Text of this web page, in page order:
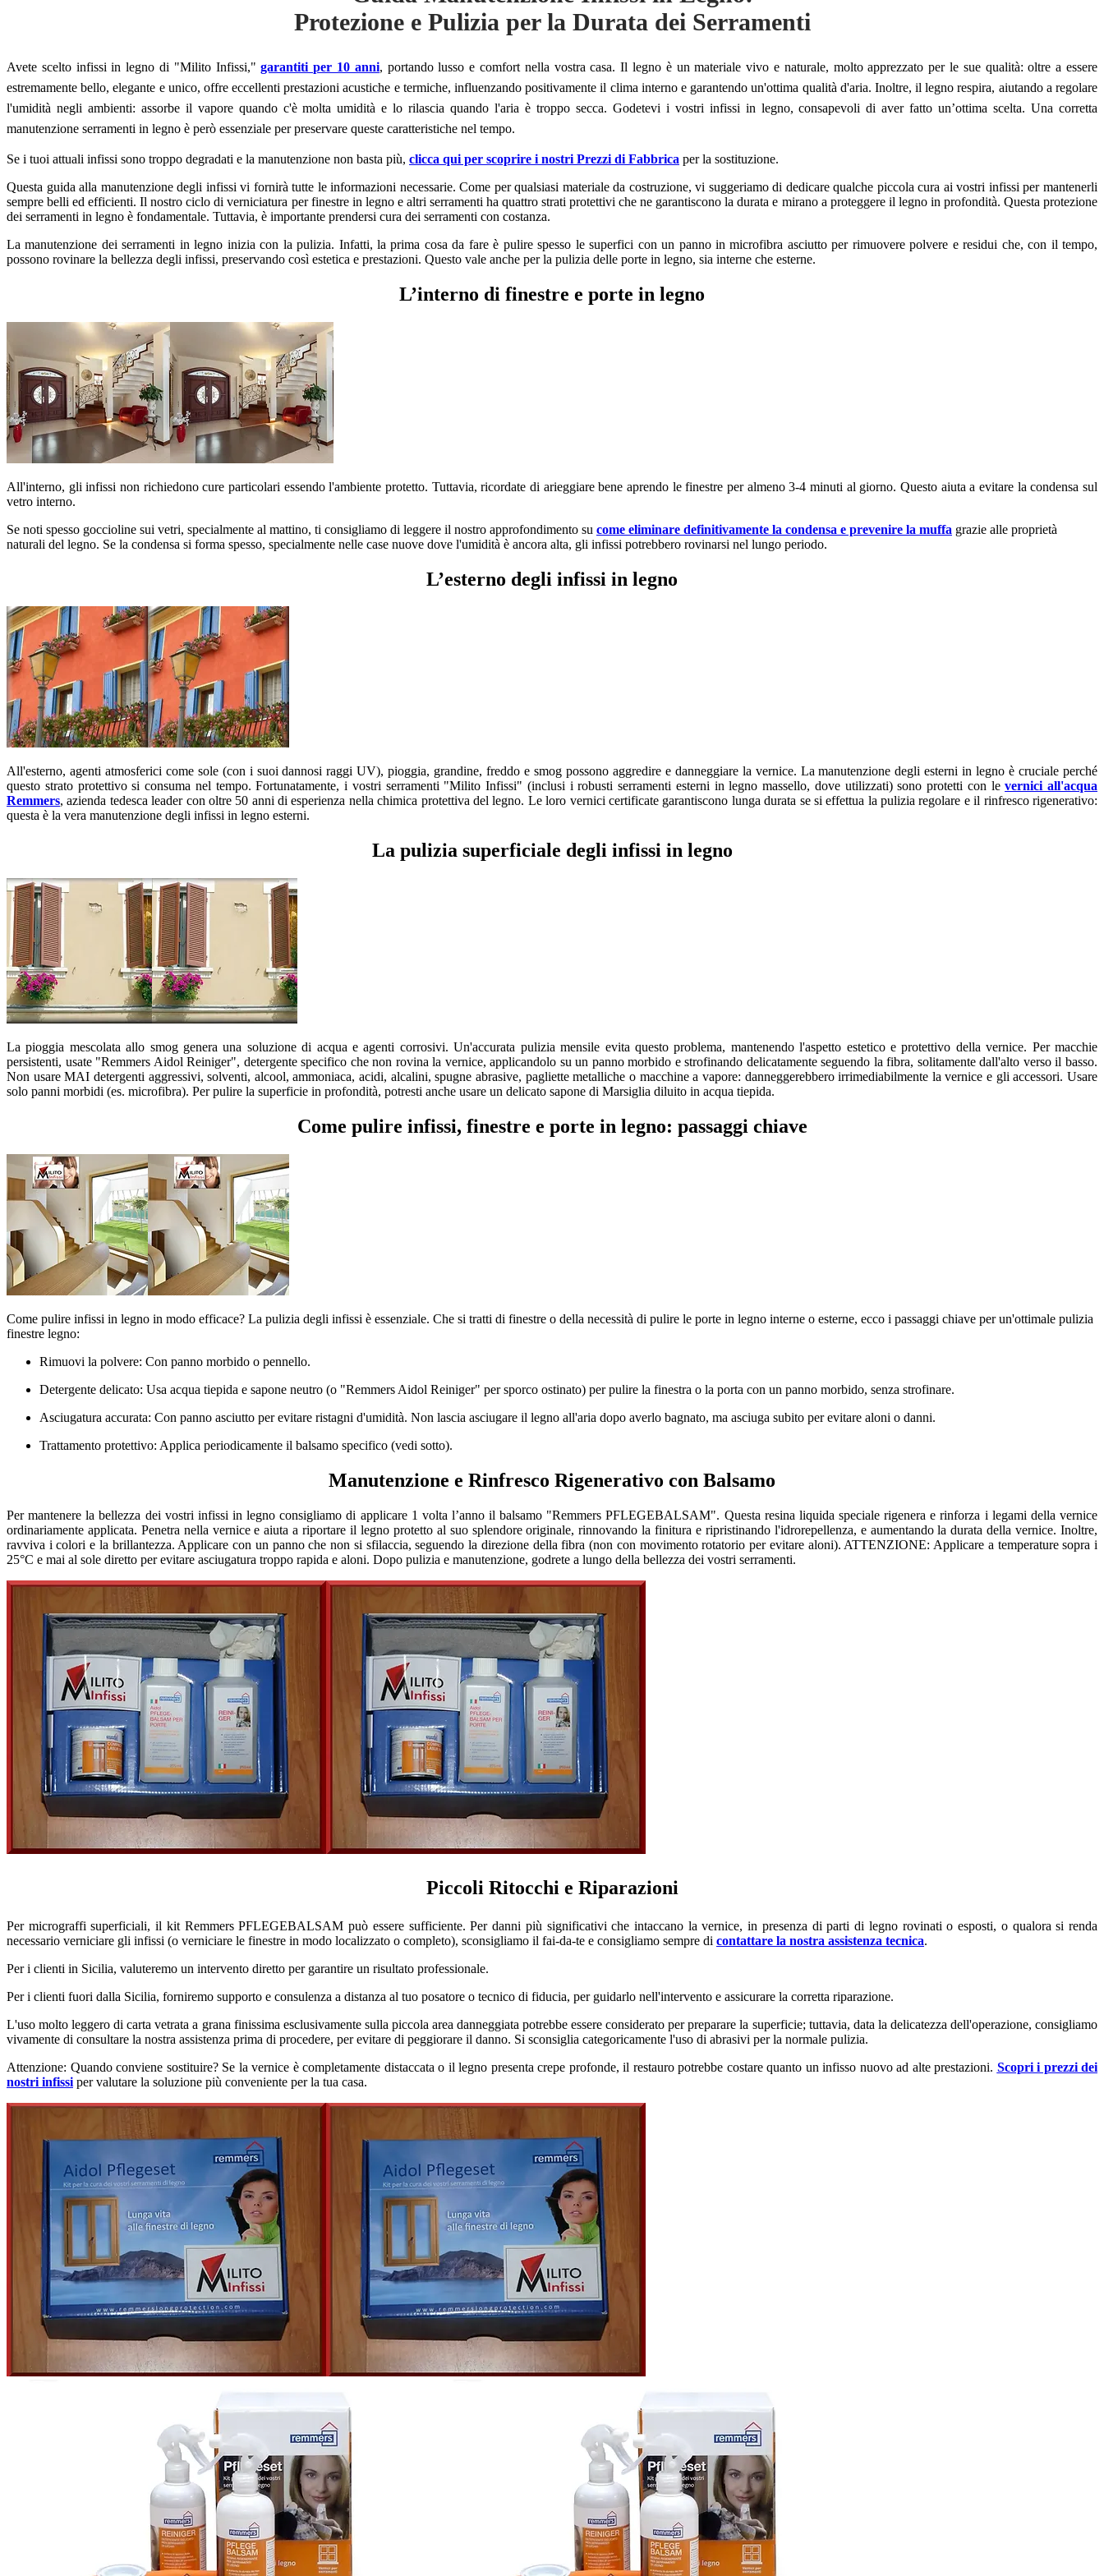
Protezione e Pulizia per la Durata dei Serramenti
Avete scelto infissi in legno di "Milito Infissi,"garantiti per 10 anni, portando lusso e comfort nella vostra casa. Il legno è un materiale vivo e naturale, molto apprezzato per le sue qualità: oltre a essere
estremamente bello, elegante e unico, offre eccellenti prestazioni acustiche e termiche, influenzando positivamente il clima interno e garantendo un'ottima qualità d'aria. Inoltre, il legno respira, aiutando a regolare
l'umidità negli ambienti: assorbe il vapore quando c'è molta umidità e lo rilascia quando l'aria è troppo secca. Godetevi i vostri infissi in legno, consapevoli di aver fatto un’ottima scelta. Una corretta
manutenzione serramenti in legno è però essenziale per preservare queste caratteristiche nel tempo.
Se i tuoi attuali infissi sono troppo degradati e la manutenzione non basta più, clicca qui per scoprire i nostri Prezzi di Fabbrica per la sostituzione.
Questa guida alla manutenzione degli infissi vi fornirà tutte le informazioni necessarie. Come per qualsiasi materiale da costruzione, vi suggeriamo di dedicare qualche piccola cura ai vostri infissi per mantenerli
sempre belli ed efficienti. Il nostro ciclo di verniciatura per finestre in legno e altri serramenti ha quattro strati protettivi che ne garantiscono la durata e mirano a proteggere il legno in profondità. Questa protezione
dei serramenti in legno è fondamentale. Tuttavia, è importante prendersi cura dei serramenti con costanza.
La manutenzione dei serramenti in legno inizia con la pulizia. Infatti, la prima cosa da fare è pulire spesso le superfici con un panno in microfibra asciutto per rimuovere polvere e residui che, con il tempo,
possono rovinare la bellezza degli infissi, preservando così estetica e prestazioni. Questo vale anche per la pulizia delle porte in legno, sia interne che esterne.
L’interno di finestre e porte in legno
All'interno, gli infissi non richiedono cure particolari essendo l'ambiente protetto. Tuttavia, ricordate di arieggiare bene aprendo le finestre per almeno 3-4 minuti al giorno. Questo aiuta a evitare la condensa sul
vetro interno.
Se noti spesso goccioline sui vetri, specialmente al mattino, ti consigliamo di leggere il nostro approfondimento su come eliminare definitivamente la condensa e prevenire la muffa grazie alle proprietà
naturali del legno. Se la condensa si forma spesso, specialmente nelle case nuove dove l'umidità è ancora alta, gli infissi potrebbero rovinarsi nel lungo periodo.
L’esterno degli infissi in legno
All'esterno, agenti atmosferici come sole (con i suoi dannosi raggi UV), pioggia, grandine, freddo e smog possono aggredire e danneggiare la vernice. La manutenzione degli esterni in legno è cruciale perché
questo strato protettivo si consuma nel tempo. Fortunatamente, i vostri serramenti "Milito Infissi" (inclusi i robusti serramenti esterni in legno massello, dove utilizzati) sono protetti con levernici all'acqua
Remmers, azienda tedesca leader con oltre 50 anni di esperienza nella chimica protettiva del legno. Le loro vernici certificate garantiscono lunga durata se si effettua la pulizia regolare e il rinfresco rigenerativo:
questa è la vera manutenzione degli infissi in legno esterni.
La pulizia superficiale degli infissi in legno
La pioggia mescolata allo smog genera una soluzione di acqua e agenti corrosivi. Un'accurata pulizia mensile evita questo problema, mantenendo l'aspetto estetico e protettivo della vernice. Per macchie
persistenti, usate "Remmers Aidol Reiniger", detergente specifico che non rovina la vernice, applicandolo su un panno morbido e strofinando delicatamente seguendo la fibra, solitamente dall'alto verso il basso.
Non usare MAI detergenti aggressivi, solventi, alcool, ammoniaca, acidi, alcalini, spugne abrasive, pagliette metalliche o macchine a vapore: danneggerebbero irrimediabilmente la vernice e gli accessori. Usare
solo panni morbidi (es. microfibra). Per pulire la superficie in profondità, potresti anche usare un delicato sapone di Marsiglia diluito in acqua tiepida.
Come pulire infissi, finestre e porte in legno: passaggi chiave
Come pulire infissi in legno in modo efficace? La pulizia degli infissi è essenziale. Che si tratti di finestre o della necessità di pulire le porte in legno interne o esterne, ecco i passaggi chiave per un'ottimale pulizia
finestre legno:​
Rimuovi la polvere: Con panno morbido o pennello.
Detergente delicato: Usa acqua tiepida e sapone neutro (o "Remmers Aidol Reiniger" per sporco ostinato) per pulire la finestra o la porta con un panno morbido, senza strofinare.
Asciugatura accurata: Con panno asciutto per evitare ristagni d'umidità. Non lascia asciugare il legno all'aria dopo averlo bagnato, ma asciuga subito per evitare aloni o danni.
Trattamento protettivo: Applica periodicamente il balsamo specifico (vedi sotto).
Manutenzione e Rinfresco Rigenerativo con Balsamo
Per mantenere la bellezza dei vostri infissi in legno consigliamo di applicare 1 volta l’anno il balsamo "Remmers PFLEGEBALSAM". Questa resina liquida speciale rigenera e rinforza i legami della vernice
ordinariamente applicata. Penetra nella vernice e aiuta a riportare il legno protetto al suo splendore originale, rinnovando la finitura e ripristinando l'idrorepellenza, e aumentando la durata della vernice. Inoltre,
ravviva i colori e la brillantezza. Applicare con un panno che non si sfilaccia, seguendo la direzione della fibra (non con movimento rotatorio per evitare aloni). ATTENZIONE: Applicare a temperature sopra i
25°C e mai al sole diretto per evitare asciugatura troppo rapida e aloni. Dopo pulizia e manutenzione, godrete a lungo della bellezza dei vostri serramenti.
Piccoli Ritocchi e Riparazioni
Per micrograffi superficiali, il kit Remmers PFLEGEBALSAM può essere sufficiente. Per danni più significativi che intaccano la vernice, in presenza di parti di legno rovinati o esposti, o qualora si renda
necessario verniciare gli infissi (o verniciare le finestre in modo localizzato o completo), sconsigliamo il fai-da-te e consigliamo sempre di contattare la nostra assistenza tecnica.
Per i clienti in Sicilia, valuteremo un intervento diretto per garantire un risultato professionale.
Per i clienti fuori dalla Sicilia, forniremo supporto e consulenza a distanza al tuo posatore o tecnico di fiducia, per guidarlo nell'intervento e assicurare la corretta riparazione.
L'uso molto leggero di carta vetrata a grana finissima esclusivamente sulla piccola area danneggiata potrebbe essere considerato per preparare la superficie; tuttavia, data la delicatezza dell'operazione, consigliamo
vivamente di consultare la nostra assistenza prima di procedere, per evitare di peggiorare il danno. Si sconsiglia categoricamente l'uso di abrasivi per la normale pulizia.
Attenzione: Quando conviene sostituire? Se la vernice è completamente distaccata o il legno presenta crepe profonde, il restauro potrebbe costare quanto un infisso nuovo ad alte prestazioni. Scopri i prezzi dei
nostri infissi per valutare la soluzione più conveniente per la tua casa.